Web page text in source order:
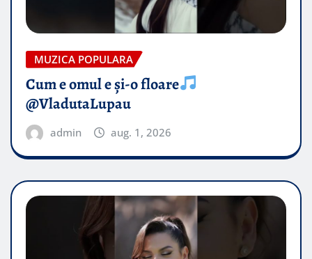
MUZICA POPULARA
Cum e omul e și-o floare
@VladutaLupau
admin aug. 1, 2026